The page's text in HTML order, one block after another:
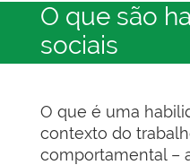
O que são
sociais
O que é uma
contexto do
comportamental –